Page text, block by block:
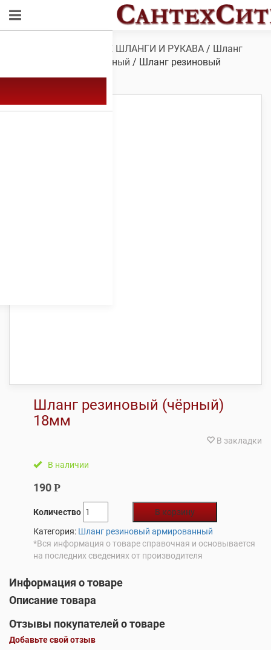
ТЕХНИЧЕСКИЕ ШЛАНГИ И РУКАВА / Шланг
резиновый армированный / Шланг резиновый
(чёрный) 18мм
Шланг резиновый (чёрный)
18мм
В закладки
В наличии
190 Р
Количество
В корзину
Категория: Шланг резиновый армированный
*Вся информация о товаре справочная и основывается
на последних сведениях от производителя
Информация о товаре
Описание товара
Отзывы покупателей о товаре
Добавьте свой отзыв